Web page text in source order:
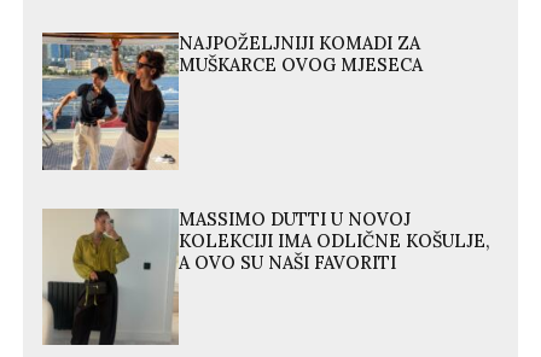
NAJPOŽELJNIJI KOMADI ZA
MUŠKARCE OVOG MJESECA
MASSIMO DUTTI U NOVOJ
KOLEKCIJI IMA ODLIČNE KOŠULJE,
A OVO SU NAŠI FAVORITI